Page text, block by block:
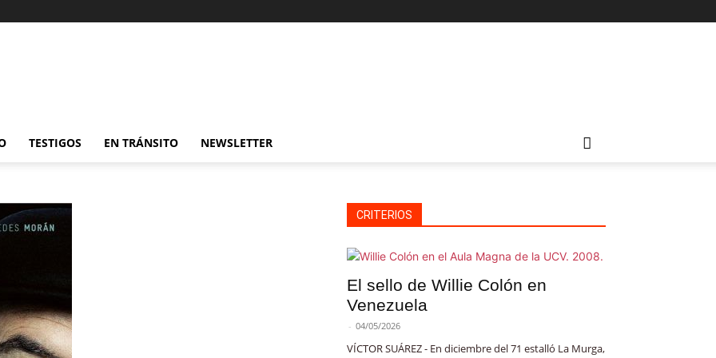
TESTIGOS EN TRÁNSITO NEWSLETTER
CRITERIOS
El sello de Willie Colón en
Venezuela
- 04/05/2026
VÍCTOR SUÁREZ - En diciembre del 71 estalló La Murga,